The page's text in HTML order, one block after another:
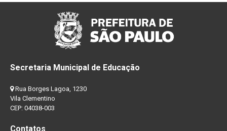
Secretaria Municipal de Educação
Rua Borges Lagoa, 1230
Vila Clementino
CEP: 04038-003
Contatos